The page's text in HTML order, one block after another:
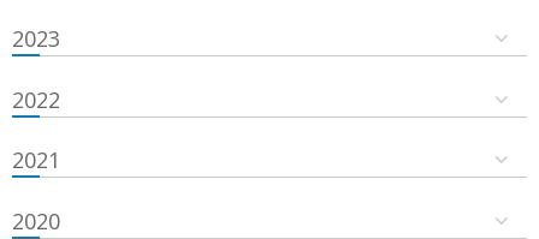
2023
2022
2021
2020